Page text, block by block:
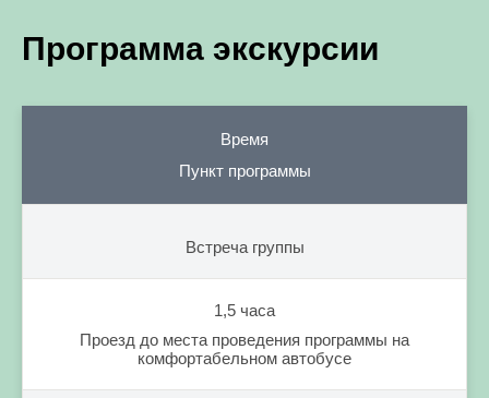
Программа экскурсии
Время
Пункт программы
Встреча группы
1,5 часа
Проезд до места проведения программы на
комфортабельном автобусе